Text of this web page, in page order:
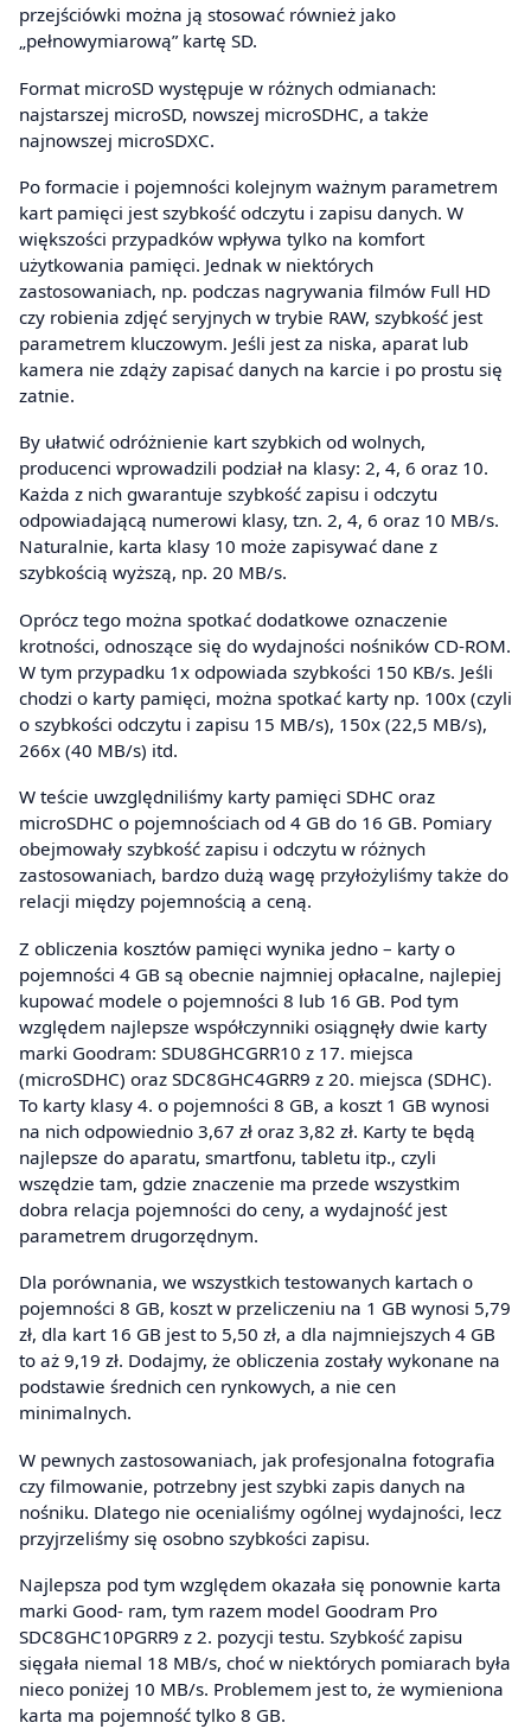
przejściówki można ją stosować również jako
„pełnowymiarową” kartę SD.
Format microSD występuje w różnych odmianach:
najstarszej microSD, nowszej microSDHC, a także
najnowszej microSDXC.
Po formacie i pojemności kolejnym ważnym parametrem
kart pamięci jest szybkość odczytu i zapisu danych. W
większości przypadków wpływa tylko na komfort
użytkowania pamięci. Jednak w niektórych
zastosowaniach, np. podczas nagrywania filmów Full HD
czy robienia zdjęć seryjnych w trybie RAW, szybkość jest
parametrem kluczowym. Jeśli jest za niska, aparat lub
kamera nie zdąży zapisać danych na karcie i po prostu się
zatnie.
By ułatwić odróżnienie kart szybkich od wolnych,
producenci wprowadzili podział na klasy: 2, 4, 6 oraz 10.
Każda z nich gwarantuje szybkość zapisu i odczytu
odpowiadającą numerowi klasy, tzn. 2, 4, 6 oraz 10 MB/s.
Naturalnie, karta klasy 10 może zapisywać dane z
szybkością wyższą, np. 20 MB/s.
Oprócz tego można spotkać dodatkowe oznaczenie
krotności, odnoszące się do wydajności nośników CD‑ROM.
W tym przypadku 1x odpowiada szybkości 150 KB/s. Jeśli
chodzi o karty pamięci, można spotkać karty np. 100x (czyli
o szybkości odczytu i zapisu 15 MB/s), 150x (22,5 MB/s),
266x (40 MB/s) itd.
W teście uwzględniliśmy karty pamięci SDHC oraz
microSDHC o pojemnościach od 4 GB do 16 GB. Pomiary
obejmowały szybkość zapisu i odczytu w różnych
zastosowaniach, bardzo dużą wagę przyłożyliśmy także do
relacji między pojemnością a ceną.
Z obliczenia kosztów pamięci wynika jedno – karty o
pojemności 4 GB są obecnie najmniej opłacalne, najlepiej
kupować modele o pojemności 8 lub 16 GB. Pod tym
względem najlepsze współczynniki osiągnęły dwie karty
marki Goodram: SDU8GHCGRR10 z 17. miejsca
(microSDHC) oraz SDC8GHC4GRR9 z 20. miejsca (SDHC).
To karty klasy 4. o pojemności 8 GB, a koszt 1 GB wynosi
na nich odpowiednio 3,67 zł oraz 3,82 zł. Karty te będą
najlepsze do aparatu, smartfonu, tabletu itp., czyli
wszędzie tam, gdzie znaczenie ma przede wszystkim
dobra relacja pojemności do ceny, a wydajność jest
parametrem drugorzędnym.
Dla porównania, we wszystkich testowanych kartach o
pojemności 8 GB, koszt w przeliczeniu na 1 GB wynosi 5,79
zł, dla kart 16 GB jest to 5,50 zł, a dla najmniejszych 4 GB
to aż 9,19 zł. Dodajmy, że obliczenia zostały wykonane na
podstawie średnich cen rynkowych, a nie cen
minimalnych.
W pewnych zastosowaniach, jak profesjonalna fotografia
czy filmowanie, potrzebny jest szybki zapis danych na
nośniku. Dlatego nie ocenialiśmy ogólnej wydajności, lecz
przyjrzeliśmy się osobno szybkości zapisu.
Najlepsza pod tym względem okazała się ponownie karta
marki Good- ram, tym razem model Goodram Pro
SDC8GHC10PGRR9 z 2. pozycji testu. Szybkość zapisu
sięgała niemal 18 MB/s, choć w niektórych pomiarach była
nieco poniżej 10 MB/s. Problemem jest to, że wymieniona
karta ma pojemność tylko 8 GB.